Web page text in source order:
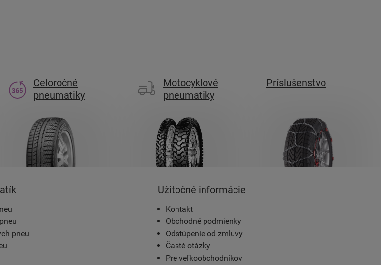
Celoročné
pneumatiky
Motocyklové
pneumatiky
Príslušenstvo
pneu
Užitočné informácie
Kontakt
Obchodné podmienky
Odstúpenie od zmluvy
Časté otázky
Pre veľkoobchodníkov